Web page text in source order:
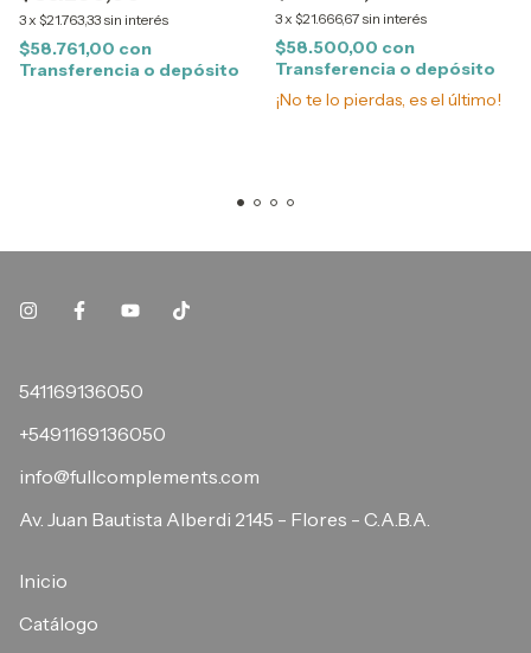
3x $21.763,33 sin interés
$58.761,00 con
Transferencia o depósito
3x $21.666,67 sin interés
$58.500,00 con
Transferencia o depósito
¡No te lo pierdas, es el último!
541169136050
+5491169136050
info@fullcomplements.com
Av. Juan Bautista Alberdi 2145 - Flores - C.A.B.A.
Inicio
Catálogo